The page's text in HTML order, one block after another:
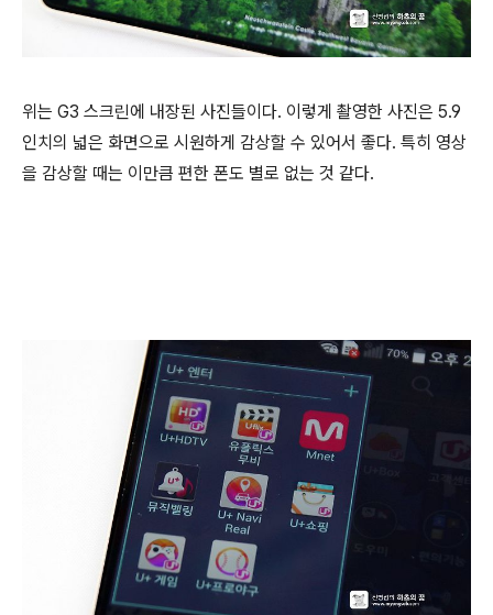
위는 G3 스크린에 내장된 사진들이다. 이렇게 촬영한 사진은 5.9
인치의 넓은 화면으로 시원하게 감상할 수 있어서 좋다. 특히 영상
을 감상할 때는 이만큼 편한 폰도 별로 없는 것 같다.